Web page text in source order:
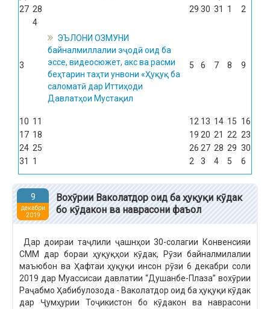
27 28 29 30 31 1 2
3
4
ЭЪЛОНИ ОЗМУНИ
байналмиллалии эҷодӣ оид ба
эссе, видеосюжет, акс ва расми
беҳтарин таҳти унвони «Ҳуқуқ ба
саломатӣ дар Иттиҳоди
Давлатҳои Мустақил
5 6 7 8 9
10 11 12 13 14 15 16
17 18 19 20 21 22 23
24 25 26 27 28 29 30
31
1 2 3 4 5 6
9
декабри
2019
Вохӯрии Ваколатдор оид ба ҳуқуқи кӯдак
бо кӯдакон ва наврасони фаъол
Дар доираи таҷлили ҷашнҳои 30-солагии Конвенсияи
СММ дар бораи ҳуқуқҳои кӯдак, Рӯзи байналмилалии
маъюбон ва Ҳафтаи ҳуқуқи инсон рӯзи 6 декабри соли
2019 дар Муассисаи давлатии “Душанбе-Плаза” вохӯрии
Раҷабмо Ҳабибулозода - Ваколатдор оид ба ҳуқуқи кӯдак
дар Ҷумҳурии Тоҷикистон бо кӯдакон ва наврасони